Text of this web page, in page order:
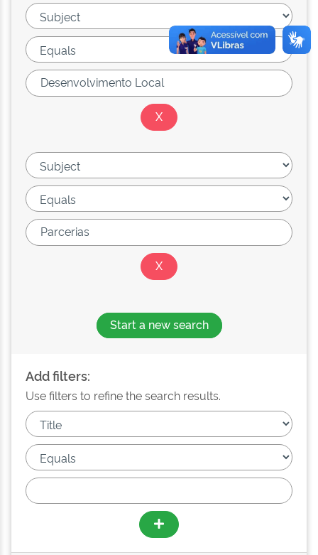
Start a new search
Add filters:
Use filters to refine the search results.